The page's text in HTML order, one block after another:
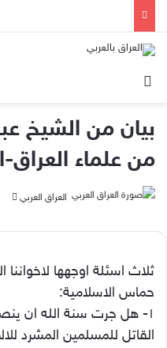
بيان من الشيخ
من علماء العراق-
العراق العربي
ثلاث اسئلة اوجهها
حماس الاسلامية:
١- هل جرت سنة الله ان
القاتل للمسلمين المشرد